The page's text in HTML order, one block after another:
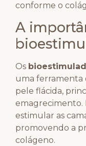
conforme o
A
Os
uma ferramenta
pele flácida,
emagrecimento.
estimular as
promovendo a
colágeno.